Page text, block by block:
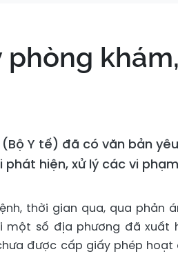
phòng
Y tế) đã có văn bản
hiện, xử lý các vi
thời gian qua, qua phản
một số địa phương đã xuất
được cấp giấy phép